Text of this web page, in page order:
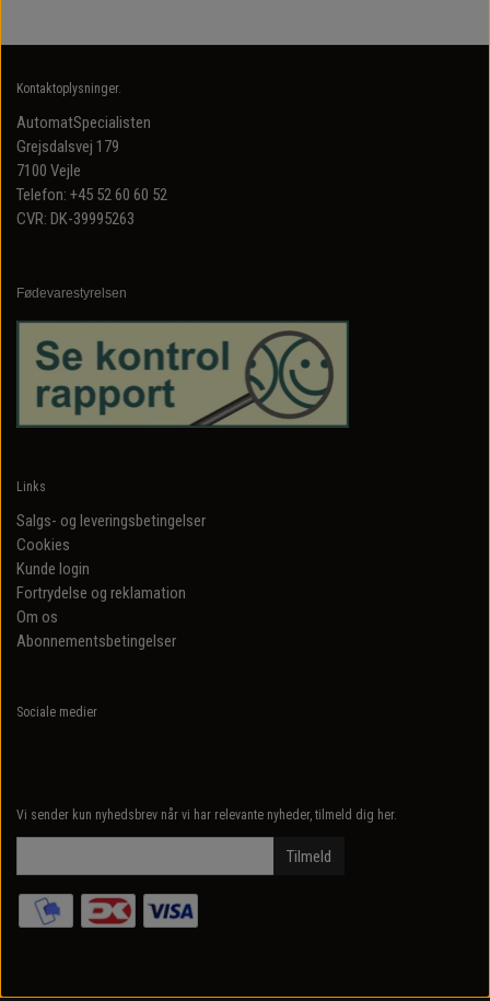
Kontaktoplysninger.
AutomatSpecialisten
Grejsdalsvej 179
7100 Vejle
Telefon: +45 52 60 60 52
CVR: DK-39995263
Fødevarestyrelsen
Links
Salgs- og leveringsbetingelser
Cookies
Kunde login
Fortrydelse og reklamation
Om os
Abonnementsbetingelser
Sociale medier
Vi sender kun nyhedsbrev når vi har relevante nyheder, tilmeld dig her.
Tilmeld